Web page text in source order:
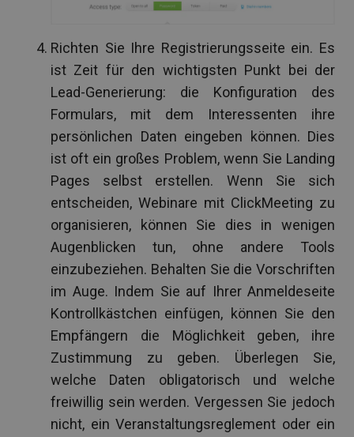
Richten Sie Ihre Registrierungsseite ein. Es
ist Zeit für den wichtigsten Punkt bei der
Lead-Generierung: die Konfiguration des
Formulars, mit dem Interessenten ihre
persönlichen Daten eingeben können. Dies
ist oft ein großes Problem, wenn Sie Landing
Pages selbst erstellen. Wenn Sie sich
entscheiden, Webinare mit ClickMeeting zu
organisieren, können Sie dies in wenigen
Augenblicken tun, ohne andere Tools
einzubeziehen. Behalten Sie die Vorschriften
im Auge. Indem Sie auf Ihrer Anmeldeseite
Kontrollkästchen einfügen, können Sie den
Empfängern die Möglichkeit geben, ihre
Zustimmung zu geben. Überlegen Sie,
welche Daten obligatorisch und welche
freiwillig sein werden. Vergessen Sie jedoch
nicht, ein Veranstaltungsreglement oder ein